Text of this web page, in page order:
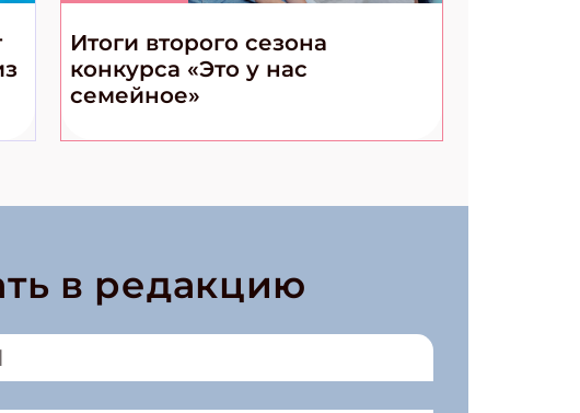
Итоги второго сезона
конкурса «Это у нас
семейное»
в редакцию